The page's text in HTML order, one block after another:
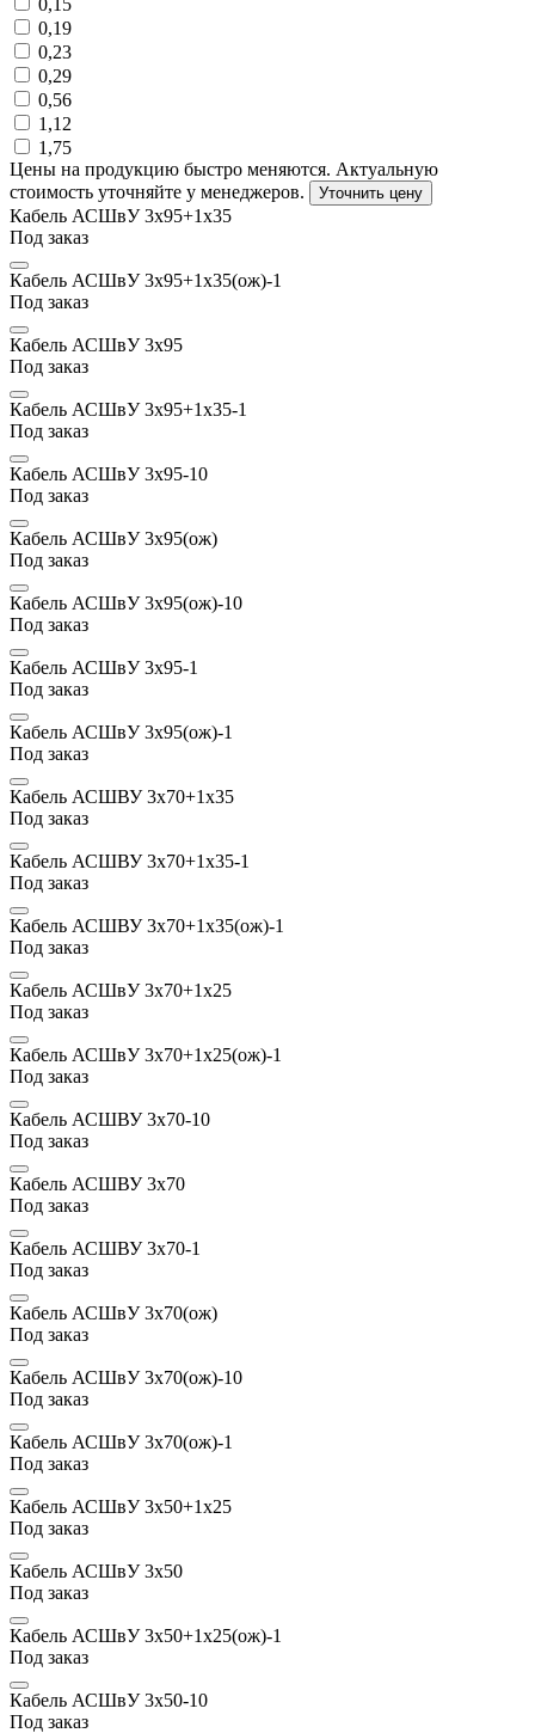
0,19
0,23
0,29
0,56
1,12
1,75
Цены на продукцию быстро меняются. Актуальную
стоимость уточняйте у менеджеров.
Уточнить цену
Кабель АСШвУ 3х95+1х35
Под заказ
Кабель АСШвУ 3х95+1х35(ож)-1
Под заказ
Кабель АСШвУ 3х95
Под заказ
Кабель АСШвУ 3х95+1х35-1
Под заказ
Кабель АСШвУ 3х95-10
Под заказ
Кабель АСШвУ 3х95(ож)
Под заказ
Кабель АСШвУ 3х95(ож)-10
Под заказ
Кабель АСШвУ 3х95-1
Под заказ
Кабель АСШвУ 3х95(ож)-1
Под заказ
Кабель АСШВУ 3х70+1х35
Под заказ
Кабель АСШВУ 3х70+1х35-1
Под заказ
Кабель АСШВУ 3х70+1х35(ож)-1
Под заказ
Кабель АСШвУ 3х70+1х25
Под заказ
Кабель АСШвУ 3х70+1х25(ож)-1
Под заказ
Кабель АСШВУ 3х70-10
Под заказ
Кабель АСШВУ 3х70
Под заказ
Кабель АСШВУ 3х70-1
Под заказ
Кабель АСШвУ 3х70(ож)
Под заказ
Кабель АСШвУ 3х70(ож)-10
Под заказ
Кабель АСШвУ 3х70(ож)-1
Под заказ
Кабель АСШвУ 3х50+1х25
Под заказ
Кабель АСШвУ 3х50
Под заказ
Кабель АСШвУ 3х50+1х25(ож)-1
Под заказ
Кабель АСШвУ 3х50-10
Под заказ